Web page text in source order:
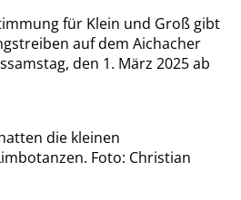
für Klein und Groß gibt
auf dem Aichacher
den 1. März 2025 ab
die kleinen
Foto: Christian